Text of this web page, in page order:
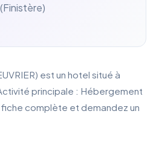
est un hotel situé à
principale : Hébergement
complète et demandez un